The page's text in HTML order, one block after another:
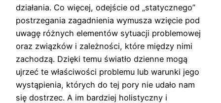
działania. Co więcej, odejście od „statycznego”
postrzegania zagadnienia wymusza wzięcie pod
uwagę różnych elementów sytuacji problemowej
oraz związków i zależności, które między nimi
zachodzą. Dzięki temu światło dzienne mogą
ujrzeć te właściwości problemu lub warunki jego
wystąpienia, których do tej pory nie udało nam
się dostrzec. A im bardziej holistyczny i